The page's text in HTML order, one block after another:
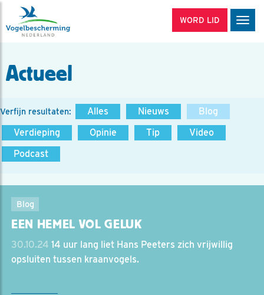
WORD LID
Actueel
Verfijn resultaten: Alles Nieuws
Blog
Verdieping
Opinie Tip
Video
Podcast
Blog
EEN HEMEL VOL GELUK
30.10.24 14 uur lang liet Hans Peeters zich vrijwillig
opsluiten tussen kraanvogels.